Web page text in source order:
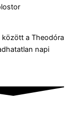
a Theodóra
napi